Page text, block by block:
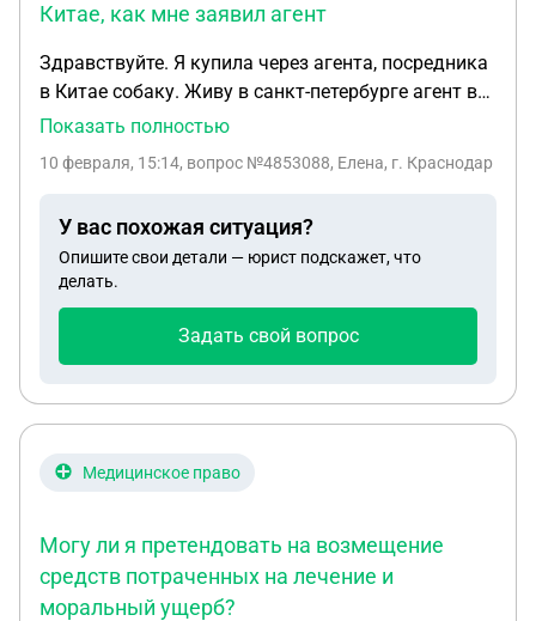
Китае, как мне заявил агент
Здравствуйте. Я купила через агента, посредника
в Китае собаку. Живу в санкт-петербурге агент в
Москве. В итоге собака не соответствует
соответствует возраст и вес собаки, что очень
Скажите, пожалуйста, могу ли я предъявить иск
агенту, который купил для меня собаку или
предъявлять претензии заводчикам в Китае, как
Показать полностью
10 февраля, 15:14, вопрос №4853088, Елена, г. Краснодар
У вас похожая ситуация?
Опишите свои детали — юрист подскажет, что
делать.
Задать свой вопрос
Медицинское право
Могу ли я претендовать на возмещение
средств потраченных на лечение и
моральный ущерб?